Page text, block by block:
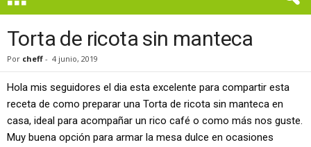
e
b
Torta de ricota sin manteca
Por cheff - 4 junio, 2019
Hola mis seguidores el dia esta excelente para compartir esta
receta de como preparar una Torta de ricota sin manteca en
casa, ideal para acompañar un rico café o como más nos guste.
Muy buena opción para armar la mesa dulce en ocasiones